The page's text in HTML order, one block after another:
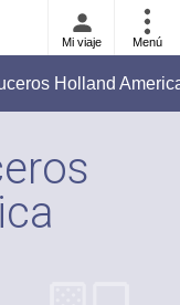
Mi viaje Menú
Holland